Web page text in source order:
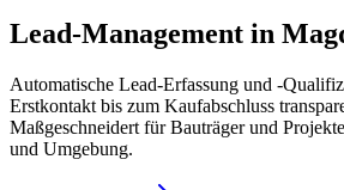
Lead-Management in
Automatische Lead-Erfassung und -
Erstkontakt bis zum Kaufabschluss
Maßgeschneidert für Bauträger und
und Umgebung.